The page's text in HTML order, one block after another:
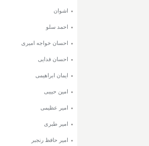
اشوان
احمد سلو
احسان خواجه امیری
احسان فدایی
ایمان ابراهیمی
امین حبیبی
امیر عظیمی
امیر طبری
امیر حافظ رنجبر